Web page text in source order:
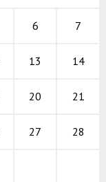
6 7
13 14
20 21
27 28